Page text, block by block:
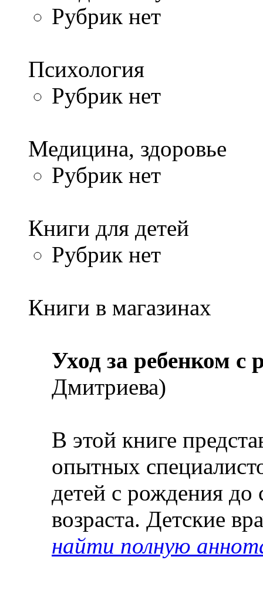
Рубрик нет
Психология
Рубрик нет
Медицина, здоровье
Рубрик нет
Книги для детей
Рубрик нет
Книги в магазинах
Уход за ребенком с
Дмитриева)
В этой книге
опытных
детей с рождения до
возраста. Детские
найти полную